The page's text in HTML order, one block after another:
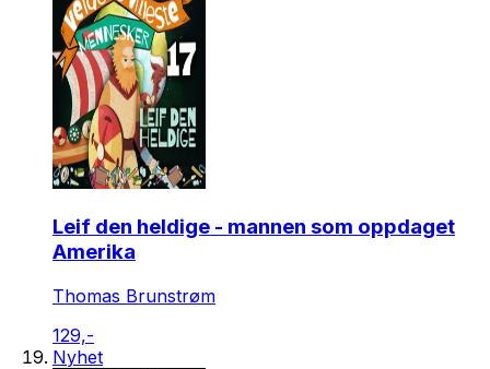
Leif den heldige - mannen som oppdaget
Amerika
Thomas Brunstrøm
129,-
Nyhet